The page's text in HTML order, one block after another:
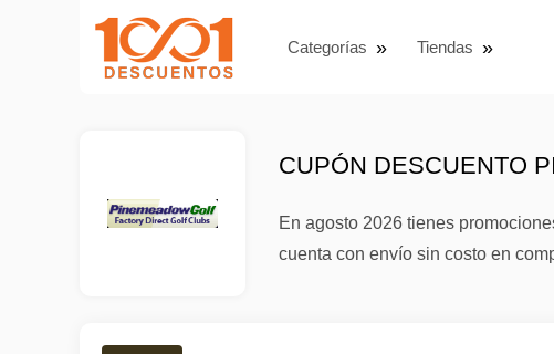
Categorías Tiendas
CUPÓN DESCUENTO
En agosto 2026 tienes
cuenta con envío sin costo en